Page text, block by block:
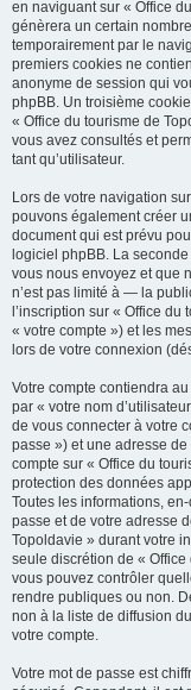
en naviguant sur « Office
génèrera un certain
temporairement par le
premiers cookies ne
anonyme de session qui
phpBB. Un troisième
« Office du tourisme de
vous avez consultés et
tant qu’utilisateur.
Lors de votre navigation
pouvons également créer
document qui est prévu
logiciel phpBB. La
vous nous envoyez et que
n’est pas limité à — la
l’inscription sur « Office
« votre compte ») et les
lors de votre connexion
Votre compte contiendra
par « votre nom
de vous connecter à votre
passe ») et une adresse
compte sur « Office du
protection des données
Toutes les informations,
passe et de votre adresse
Topoldavie » durant votre
seule discrétion de «
vous pouvez contrôler
rendre publiques ou non.
non à la liste de diffusion
votre compte.
Votre mot de passe est